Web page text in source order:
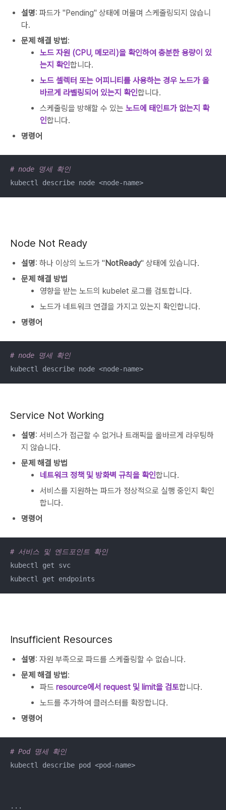
설명: 파드가 "Pending" 상태에 머물며 스케줄링되지 않습니
다.
문제 해결 방법 :
노드 자원 (CPU, 메모리)을 확인하여 충분한 용량이 있
는지 확인합니다.
노드 셀렉터 또는 어피니티를 사용하는 경우 노드가 올
바르게 라벨링되어 있는지 확인합니다.
스케줄링을 방해할 수 있는 노드에 태인트가 없는지 확
인합니다.
명령어
# node 명세 확인
kubectl describe node <node-name>
Node Not Ready
설명: 하나 이상의 노드가 "NotReady" 상태에 있습니다.
문제 해결 방법
영향을 받는 노드의 kubelet 로그를 검토합니다.
노드가 네트워크 연결을 가지고 있는지 확인합니다.
명령어
# node 명세 확인
kubectl describe node <node-name>
Service Not Working
설명: 서비스가 접근할 수 없거나 트래픽을 올바르게 라우팅하
지 않습니다.
문제 해결 방법
네트워크 정책 및 방화벽 규칙을 확인합니다.
서비스를 지원하는 파드가 정상적으로 실행 중인지 확인
합니다.
명령어
# 서비스 및 엔드포인트 확인
kubectl get svc
kubectl get endpoints
Insufficient Resources
설명: 자원 부족으로 파드를 스케줄링할 수 없습니다.
문제 해결 방법 :
파드 resource에서 request 및 limit을 검토합니다.
노드를 추가하여 클러스터를 확장합니다.
명령어
# Pod 명세 확인
kubectl describe pod <pod-name>
...